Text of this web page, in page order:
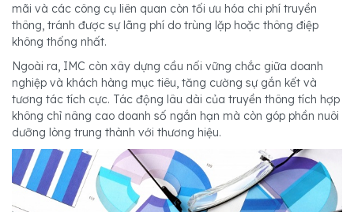
mãi và các công cụ liên quan còn tối ưu hóa chi phí truyền
thông, tránh được sự lãng phí do trùng lặp hoặc thông điệp
không thống nhất.
Ngoài ra, IMC còn xây dựng cầu nối vững chắc giữa doanh
nghiệp và khách hàng mục tiêu, tăng cường sự gắn kết và
tương tác tích cực. Tác động lâu dài của truyền thông tích hợp
không chỉ nâng cao doanh số ngắn hạn mà còn góp phần nuôi
dưỡng lòng trung thành với thương hiệu.